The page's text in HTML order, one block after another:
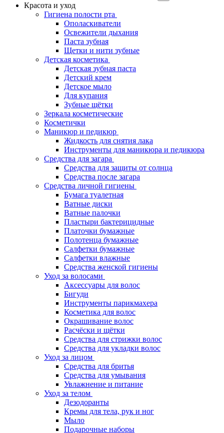
Красота и уход
Гигиена полости рта
Ополаскиватели
Освежители дыхания
Паста зубная
Щетки и нити зубные
Детская косметика
Детская зубная паста
Детский крем
Детское мыло
Для купания
Зубные щётки
Зеркала косметические
Косметички
Маникюр и педикюр
Жидкость для снятия лака
Инструменты для маникюра и педикюра
Средства для загара
Средства для защиты от солнца
Средства после загара
Средства личной гигиены
Бумага туалетная
Ватные диски
Ватные палочки
Пластыри бактерицидные
Платочки бумажные
Полотенца бумажные
Салфетки бумажные
Салфетки влажные
Средства женской гигиены
Уход за волосами
Аксессуары для волос
Бигуди
Инструменты парикмахера
Косметика для волос
Окрашивание волос
Расчёски и щётки
Средства для стрижки волос
Средства для укладки волос
Уход за лицом
Средства для бритья
Средства для умывания
Увлажнение и питание
Уход за телом
Дезодоранты
Кремы для тела, рук и ног
Мыло
Подарочные наборы